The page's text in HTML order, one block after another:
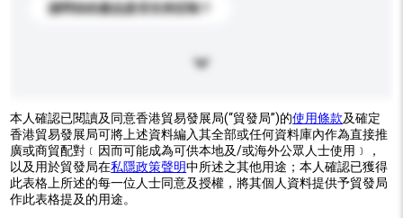
請問你的產品是否支持定制？
本人確認已閱讀及同意香港貿易發展局(“貿發局”)的使用條款及確定
香港貿易發展局可將上述資料編入其全部或任何資料庫內作為直接推
廣或商貿配對﹝因而可能成為可供本地及/或海外公眾人士使用﹞，
以及用於貿發局在私隱政策聲明中所述之其他用途；本人確認已獲得
此表格上所述的每一位人士同意及授權，將其個人資料提供予貿發局
作此表格提及的用途。